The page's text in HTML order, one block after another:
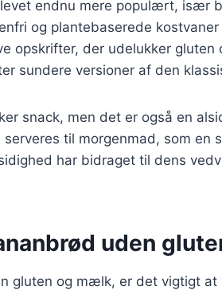
endnu mere populært, især
og plantebaserede
opskrifter, der udelukker
sundere versioner af den
snack, men det er også en
til morgenmad, som en
har bidraget til dens
uden
gluten og mælk, er det vigtigt